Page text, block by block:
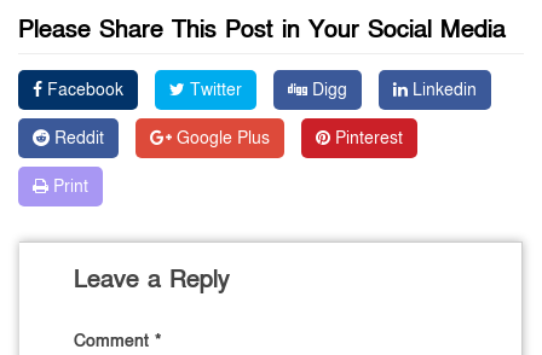
Please Share This Post in Your Social Media
Facebook Twitter Digg Linkedin
Reddit Google Plus Pinterest
Print
Leave a Reply
Comment *